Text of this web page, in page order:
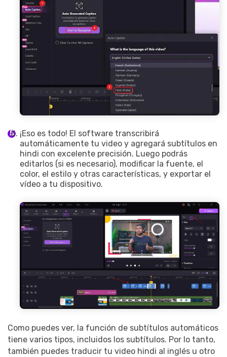
¡Eso es todo! El software transcribirá
automáticamente tu video y agregará subtítulos en
hindi con excelente precisión. Luego podrás
editarlos (si es necesario), modificar la fuente, el
color, el estilo y otras características, y exportar el
vídeo a tu dispositivo.
Como puedes ver, la función de subtítulos automáticos
tiene varios tipos, incluidos los subtítulos. Por lo tanto,
también puedes traducir tu video hindi al inglés u otro